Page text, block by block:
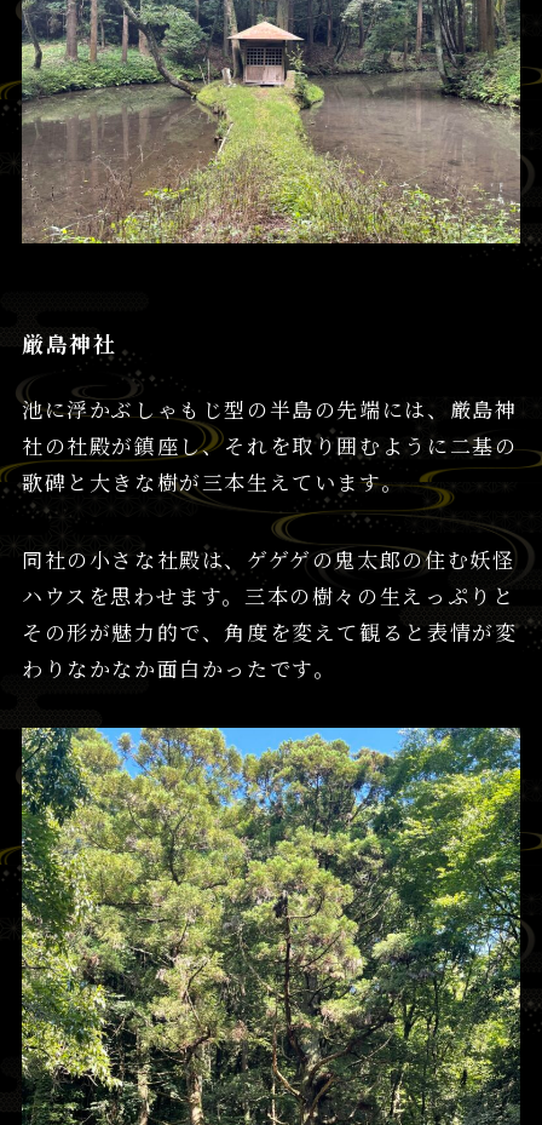
厳島神社
池に浮かぶしゃもじ型の半島の先端には、厳島神
社の社殿が鎮座し、それを取り囲むように二基の
歌碑と大きな樹が三本生えています。
同社の小さな社殿は、ゲゲゲの鬼太郎の住む妖怪
ハウスを思わせます。三本の樹々の生えっぷりと
その形が魅力的で、角度を変えて観ると表情が変
わりなかなか面白かったです。